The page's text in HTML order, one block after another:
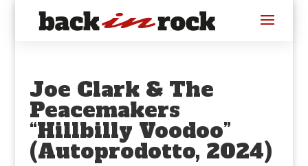
Joe Clark & The
Peacemakers
“Hillbilly Voodoo”
(Autoprodotto, 2024)